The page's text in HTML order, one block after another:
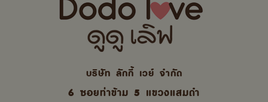
บริษัท ลักกี้ เวย์ จํากัด
6 ซอยท่าข้าม 5 แขวงแสมดำ